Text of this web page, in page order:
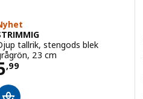
tallrik, stengods blek
23 cm
,99 5,99